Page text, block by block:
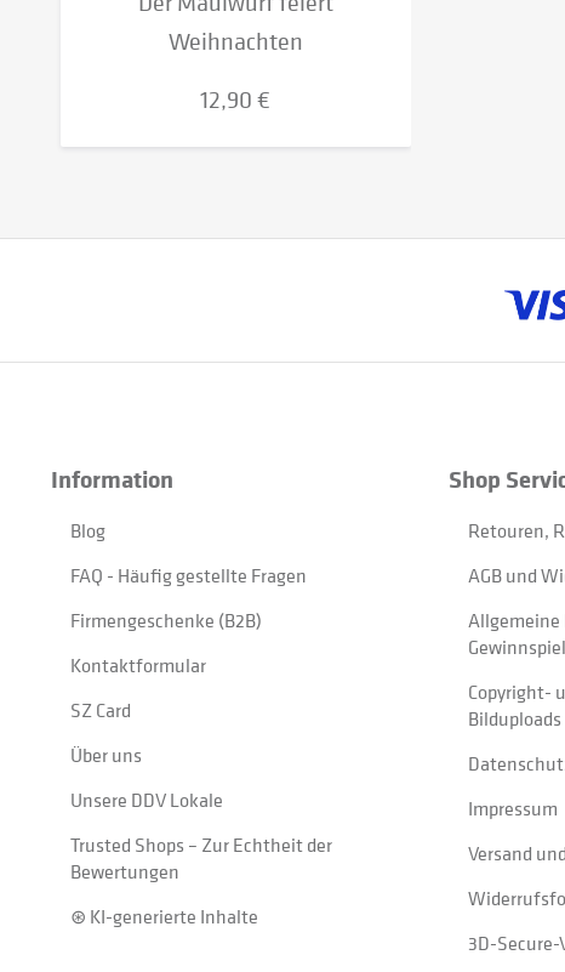
Weihnachten
12,90 €
Information
Blog
FAQ - Häufig gestellte Fragen
Firmengeschenke (B2B)
Kontaktformular
SZ Card
Über uns
Unsere DDV Lokale
Trusted Shops – Zur Echtheit der
Bewertungen
⊛ KI-generierte Inhalte
Shop
Retouren,
AGB und
Copyright-
Bilduploads
Impressum
Versand
3D-